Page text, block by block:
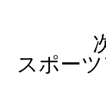
スポー